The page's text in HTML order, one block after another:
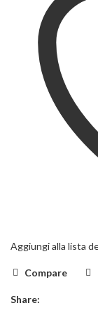
Aggiungi alla lista
Compare
Share: